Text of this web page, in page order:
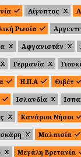
Αίγυπτος
Ρωσία
Αφγανιστάν
Γερμανία
Η.Π.Α Θιβέτ
Ισλανδία
Κανάριοι Νήσοι
Μαλαισία
Μεγάλη Βρετανία